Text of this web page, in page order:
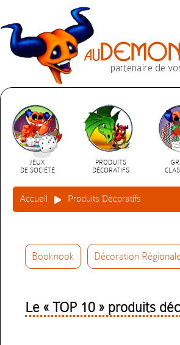
JEUX
DE SOCIÉTÉ
PRODUITS
DÉCORATIFS
Accueil Produits Décoratifs
Booknook Décoration
Le « TOP 10 » produits